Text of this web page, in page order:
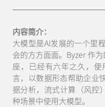
内容简介：
大模型是AI发展的一个里
会的方方面面。Byzer 作
座，已经有六年之久，使
言，以数据形态帮助企业
据分析，流式计算（风控
种场景中使